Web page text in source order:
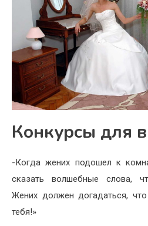
Конкурсы для
-Когда жених подошел к
сказать волшебные слова,
Жених должен догадаться,
тебя!»